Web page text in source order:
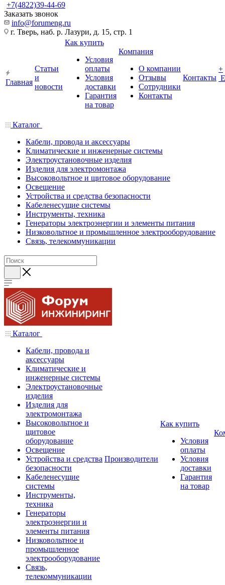
+7(4822)39-44-69
Заказать звонок
info@forumeng.ru
г. Тверь, наб. р. Лазури, д. 15, стр. 1
Главная
Статьи
и
новости
Как купить
Условия
оплаты
Условия
доставки
Гарантия
на товар
Компания
О компании
Отзывы
Сотрудники
Контакты
Контакты
+
Каталог
Кабели, провода и аксессуары
Климатические и инженерные системы
Электроустановочные изделия
Изделия для электромонтажа
Высоковольтное и щитовое оборудование
Освещение
Устройства и средства безопасности
Кабеленесущие системы
Инструменты, техника
Генераторы электроэнергии и элементы питания
Низковольтное и промышленное электрооборудование
Связь, телекоммуникации
Каталог
Кабели, провода и
аксессуары
Климатические и
инженерные системы
Электроустановочные
изделия
Изделия для
электромонтажа
Высоковольтное и
щитовое
оборудование
Освещение
Устройства и средства
безопасности
Кабеленесущие
системы
Инструменты,
техника
Генераторы
электроэнергии и
элементы питания
Низковольтное и
промышленное
электрооборудование
Связь,
телекоммуникации
Производители
Как купить
Условия
оплаты
Условия
доставки
Гарантия
на товар